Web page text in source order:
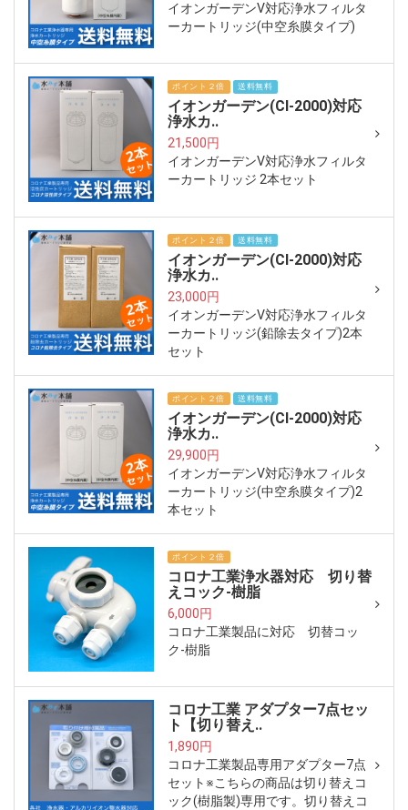
イオンガーデンV対応浄水フィルタ
ーカートリッジ(中空糸膜タイプ)
ポイント２倍 送料無料
イオンガーデン(CI-2000)対応
浄水カ..
21,500円
イオンガーデンV対応浄水フィルタ
ーカートリッジ 2本セット
ポイント２倍 送料無料
イオンガーデン(CI-2000)対応
浄水カ..
23,000円
イオンガーデンV対応浄水フィルタ
ーカートリッジ(鉛除去タイプ)2本
セット
ポイント２倍 送料無料
イオンガーデン(CI-2000)対応
浄水カ..
29,900円
イオンガーデンV対応浄水フィルタ
ーカートリッジ(中空糸膜タイプ)2
本セット
ポイント２倍
コロナ工業浄水器対応 切り替
えコック-樹脂
6,000円
コロナ工業製品に対応 切替コッ
ク-樹脂
コロナ工業 アダプター7点セッ
ト【切り替え..
1,890円
コロナ工業製品専用アダプター7点
セット※こちらの商品は切り替えコ
ック(樹脂製)専用です。切り替えコ